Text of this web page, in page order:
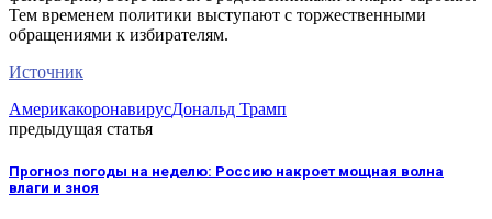
Тем временем политики выступают с торжественными
обращениями к избирателям.
Источник
АмерикакоронавирусДональд Трамп
предыдущая статья
Прогноз погоды на неделю: Россию накроет мощная волна
влаги и зноя